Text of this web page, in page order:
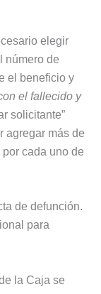
elegir
número de
el beneficio y
el fallecido y
solicitante”
agregar más de
cada uno de
de defunción.
para
la Caja se